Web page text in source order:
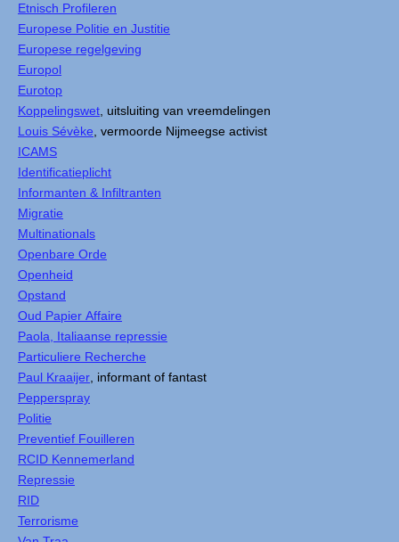
Etnisch Profileren
Europese Politie en Justitie
Europese regelgeving
Europol
Eurotop
Koppelingswet , uitsluiting van vreemdelingen
Louis Sévèke , vermoorde Nijmeegse activist
ICAMS
Identificatieplicht
Informanten & Infiltranten
Migratie
Multinationals
Openbare Orde
Openheid
Opstand
Oud Papier Affaire
Paola, Italiaanse repressie
Particuliere Recherche
Paul Kraaijer , informant of fantast
Pepperspray
Politie
Preventief Fouilleren
RCID Kennemerland
Repressie
RID
Terrorisme